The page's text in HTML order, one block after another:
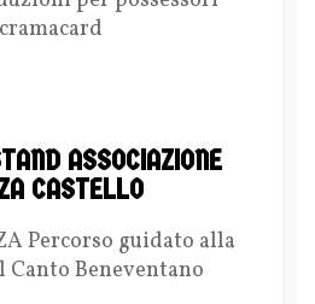
ASSOCIAZIONE
CASTELLO
Percorso guidato alla
Canto Beneventano